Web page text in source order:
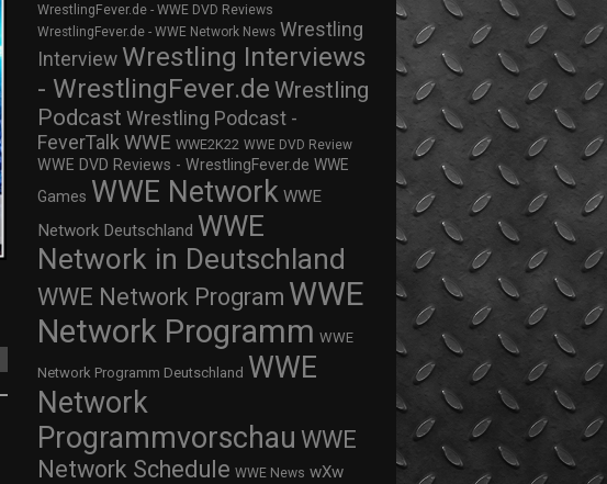
WrestlingFever.de - WWE DVD Reviews
WrestlingFever.de - WWE Network News Wrestling
Interview Wrestling Interviews
- WrestlingFever.de Wrestling
Podcast Wrestling Podcast -
FeverTalk WWE WWE2K22 WWE DVD Review
WWE DVD Reviews - WrestlingFever.de WWE
Games WWE Network WWE
Network Deutschland WWE
Network in Deutschland
WWE Network Program WWE
Network Programm WWE
Network Programm Deutschland WWE
Network
Programmvorschau WWE
Network Schedule WWE News wXw